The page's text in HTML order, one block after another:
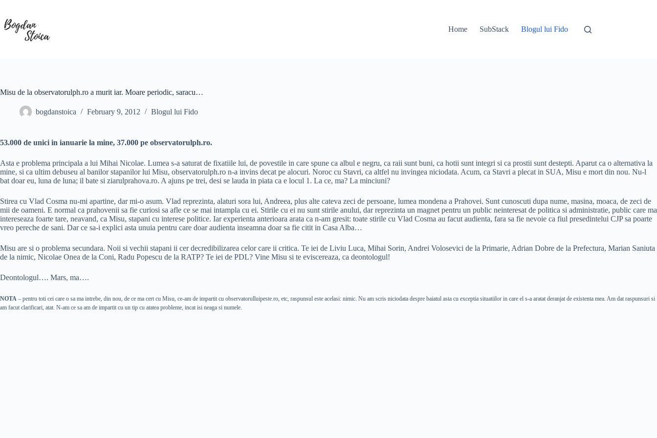
content
Home
SubStack Blogul lui Fido
Misu de la observatorulph.ro a murit iar. Moare periodic, saracu…
bogdanstoica February 9, 2012 Blogul lui Fido
53.000 de unici in ianuarie la mine, 37.000 pe observatorulph.ro.
Asta e problema principala a lui Mihai Nicolae. Lumea s-a saturat de fixatiile lui, de povestile in care spune ca albul e negru, ca raii sunt buni, ca hotii sunt integri si ca prostii sunt destepti. Aparut ca o alternativa la
mine, si ca ultim debuseu al banilor stapanilor lui Misu, observatorulph.ro n-a invins decat pe alocuri. Noroc cu Stavri, ca altfel nu invingea niciodata. Acum, ca Stavri a plecat in SUA, Misu e mort din nou. Nu-l
bat doar eu, luna de luna; il bate si ziarulprahova.ro. A ajuns pe trei, desi se lauda in piata ca e locul 1. La ce, ma? La minciuni?
Stirea cu Vlad Cosma nu-mi apartine, dar mi-o asum. Vlad reprezinta, alaturi sora lui, Andreea, plus alte cateva zeci de persoane, lumea mondena a Prahovei. Sunt cunoscuti dupa nume, masina, moaca, de zeci de
mii de oameni. E normal ca prahovenii sa fie curiosi sa afle ce se mai intampla cu ei. Stirile cu ei nu sunt stirile anului, dar reprezinta un magnet pentru un public neinteresat de politica si administratie, public care ma
intereseaza foarte tare, neavand, ca Misu, stapani cu interese politice. Iar experienta anterioara arata ca n-am gresit: toate stirile cu Vlad Cosma au facut audienta, fara sa fie nevoie ca fiul presedintelui CJP sa poarte
vreo pereche de sani. Dar ce sa-i explici asta unuia pentru care doar audienta inseamna doar sa fie citit in Casa Alba…
Misu are si o problema secundara. Noii si vechii stapani ii cer decredibilizarea celor care ii critica. Te iei de Liviu Luca, Mihai Sorin, Andrei Volosevici de la Primarie, Adrian Dobre de la Prefectura, Marian Saniuta
de la nimic, Nicolae Onea de la Coni, Radu Popescu de la RATP? Te iei de PDL? Vine Misu si te eviscereaza, ca deontologul!
Deontologul…. Mars, ma….
NOTA – pentru toti cei care o sa ma intrebe, din nou, de ce ma cert cu Misu, ce-am de impartit cu observatorulluipeste.ro, etc, raspunsul este acelasi: nimic. Nu am scris niciodata despre baiatul asta cu exceptia situatiilor in care el s-a aratat deranjat de existenta mea. Am dat raspunsuri si
am facut clarificari, atat. N-am ce sa am de impartit cu un tip cu atatea probleme, incat isi neaga si numele.